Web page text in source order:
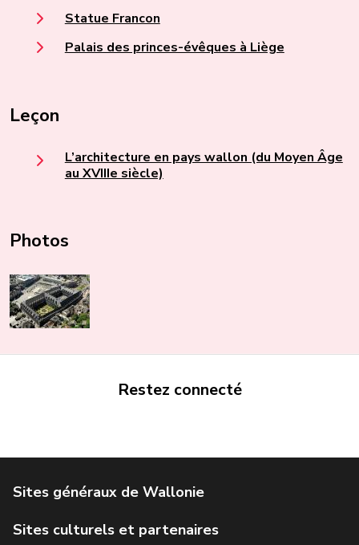
Statue Francon
Palais des princes-évêques à Liège
Leçon
L’architecture en pays wallon (du Moyen Âge
au XVIIIe siècle)
Photos
Restez connecté
Service public de Wallonie